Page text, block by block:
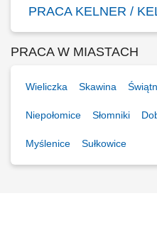
PRACA KELNER /
PRACA W MIASTACH
Wieliczka Skawina
Niepołomice Słomniki
Myślenice Sułkowice